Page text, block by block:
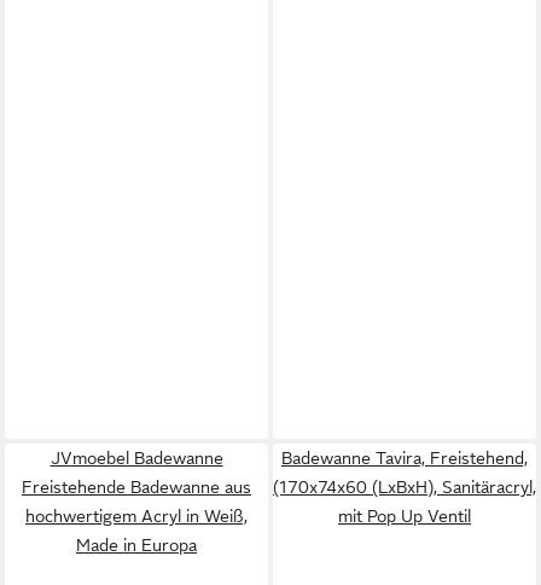
JVmoebel Badewanne
Freistehende Badewanne aus
hochwertigem Acryl in Weiß,
Made in Europa
Badewanne Tavira, Freistehend,
(170x74x60 (LxBxH), Sanitäracryl,
mit Pop Up Ventil